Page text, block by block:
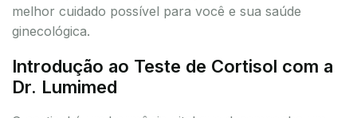
melhor cuidado possível para você e sua saúde
ginecológica.
Introdução ao Teste de Cortisol com a
Dr. Lumimed